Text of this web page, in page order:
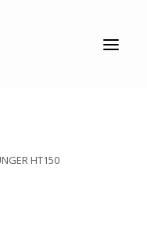
HT150